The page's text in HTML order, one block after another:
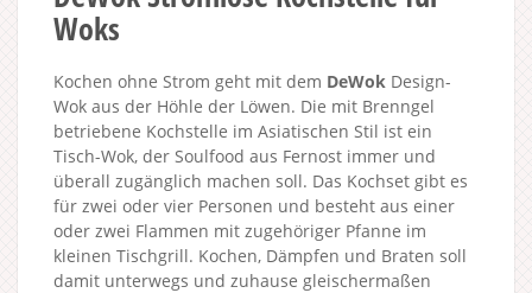
Woks
Kochen ohne Strom geht mit dem DeWok Design-
Wok aus der Höhle der Löwen. Die mit Brenngel
betriebene Kochstelle im Asiatischen Stil ist ein
Tisch-Wok, der Soulfood aus Fernost immer und
überall zugänglich machen soll. Das Kochset gibt es
für zwei oder vier Personen und besteht aus einer
oder zwei Flammen mit zugehöriger Pfanne im
kleinen Tischgrill. Kochen, Dämpfen und Braten soll
damit unterwegs und zuhause gleischermaßen